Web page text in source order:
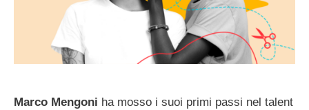
Marco Mengoni ha mosso i suoi primi passi nel talent